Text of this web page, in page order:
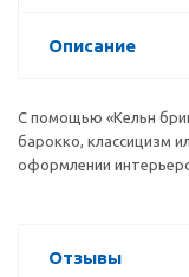
Описание
С помощью «Кельн
барокко, классицизм
оформлении
Отзывы